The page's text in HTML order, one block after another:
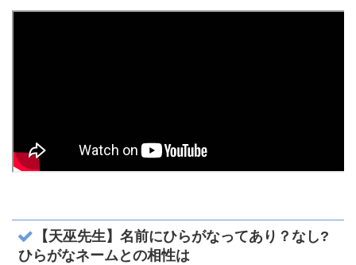
【天巫先生】名前にひらがなってあり？なし?
ひらがなネームとの相性は